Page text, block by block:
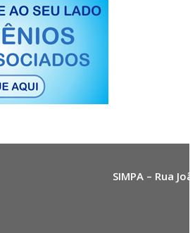
SIMPA – Rua